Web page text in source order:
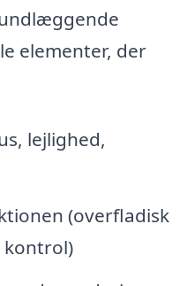
elementer, der
lejlighed,
(overfladisk
kontrol)